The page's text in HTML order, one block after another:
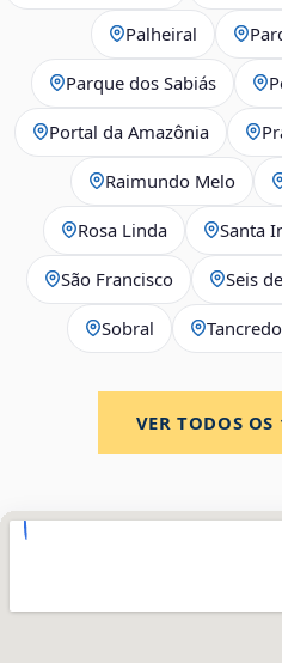
Palheiral
Parque dos Sabiás
Portal da Amazônia
Raimundo Melo
Rosa Linda Santa
São Francisco Seis
Sobral
VER TODOS OS